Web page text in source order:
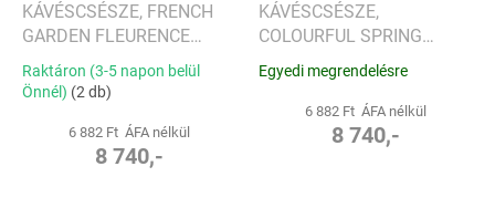
KÁVÉSCSÉSZE, FRENCH
GARDEN FLEURENCE
KOLLEKCIÓ - VILLEROY &
BOCH
Raktáron (3-5 napon belül
Önnél) (2 db)
6 882 Ft ÁFA nélkül
8 740,-
KÁVÉSCSÉSZE,
COLOURFUL SPRING
KOLLEKCIÓ - VILLEROY &
BOCH
Egyedi megrendelésre
6 882 Ft ÁFA nélkül
8 740,-